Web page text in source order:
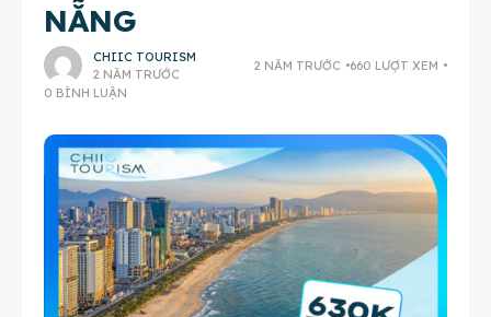
NẴNG
CHIIC TOURISM
2 NĂM TRƯỚC
2 NĂM TRƯỚC
660 LƯỢT XEM
0 BÌNH LUẬN